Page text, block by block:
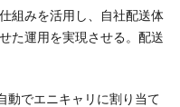
組みを活用し、自社配送体
た運用を実現させる。配送
動でエニキャリに割り当て